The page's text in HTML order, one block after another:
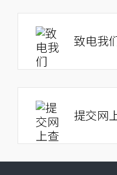
沙咀道分行
荃湾沙咀道286-288号地下
沙田分行
沙田好运中心地下9号舖（
致电我
提交网